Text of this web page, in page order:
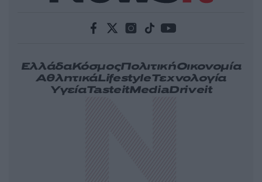
ΕλλάδαΚόσμοςΠολιτικήΟικονομία
ΑθλητικάLifestyleΤεχνολογία
ΥγείαTasteitMediaDriveit